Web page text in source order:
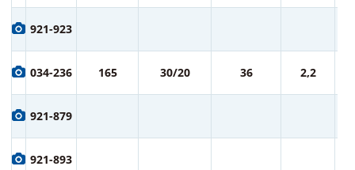
921-923
034-236 165 30/20 36 2,2
921-879
921-893